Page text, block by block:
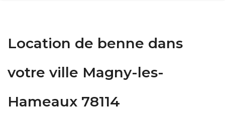
Location de benne dans
votre ville Magny-les-
Hameaux 78114